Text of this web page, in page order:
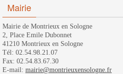
Mairie
Mairie de Montrieux en Sologne
2, Place Emile Dubonnet
41210 Montrieux en Sologne
Tél: 02.54.98.21.07
Fax: 02.54.83.67.30
E-mail: mairie@montrieuxensologne.fr